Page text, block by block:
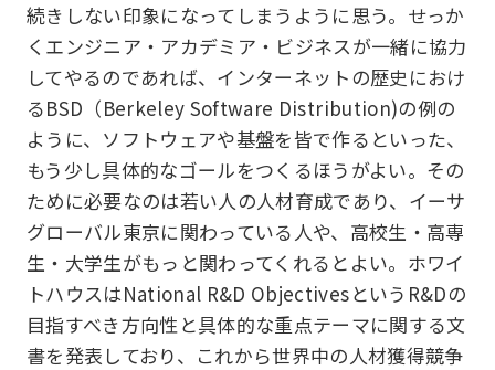
続きしない印象になってしまうように思う。せっか
くエンジニア・アカデミア・ビジネスが一緒に協力
してやるのであれば、インターネットの歴史におけ
るBSD（Berkeley Software Distribution)の例の
ように、ソフトウェアや基盤を皆で作るといった、
もう少し具体的なゴールをつくるほうがよい。その
ために必要なのは若い人の人材育成であり、イーサ
グローバル東京に関わっている人や、高校生・高専
生・大学生がもっと関わってくれるとよい。ホワイ
トハウスはNational R&D ObjectivesというR&Dの
目指すべき方向性と具体的な重点テーマに関する文
書を発表しており、これから世界中の人材獲得競争